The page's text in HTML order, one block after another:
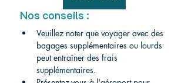
Nos conseils :
Veuillez noter que voyager avec des
bagages supplémentaires ou lourds
peut entraîner des frais
supplémentaires.